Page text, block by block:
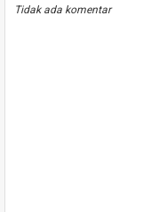
Tidak ada komentar